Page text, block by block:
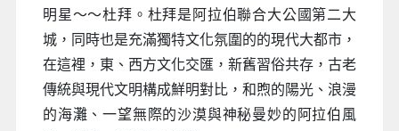
明星～～杜拜。杜拜是阿拉伯聯合大公國第二大
城，同時也是充滿獨特文化氛圍的的現代大都市，
在這裡，東、西方文化交匯，新舊習俗共存，古老
傳統與現代文明構成鮮明對比，和煦的陽光、浪漫
的海灘、一望無際的沙漠與神秘曼妙的阿拉伯風